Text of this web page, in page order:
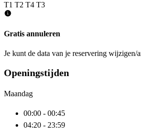
T1 T2 T4 T3
Gratis annuleren
Je kunt de data van je reservering
Openingstijden
Maandag
00:00 - 00:45
04:20 - 23:59